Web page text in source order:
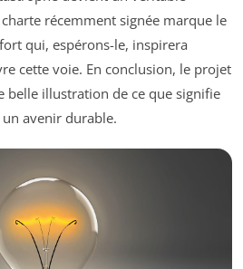
récemment signée marque le
qui, espérons-le, inspirera
cette voie. En conclusion, le projet
belle illustration de ce que signifie
avenir durable.